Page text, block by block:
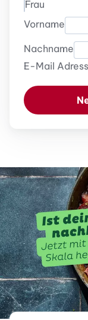
Frau
Vorname
Nachname
E-Mail